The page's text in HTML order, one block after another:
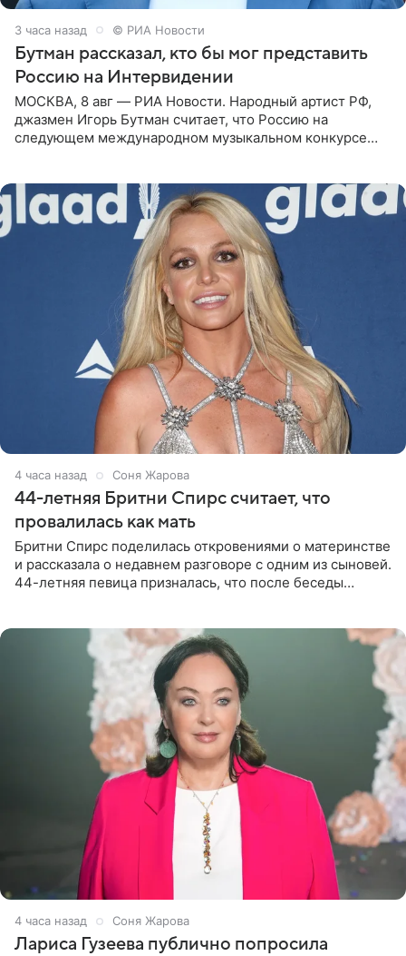
3 часа назад © РИА Новости
Бутман рассказал, кто бы мог представить
Россию на Интервидении
МОСКВА, 8 авг — РИА Новости. Народный артист РФ,
джазмен Игорь Бутман считает, что Россию на
следующем международном музыкальном конкурсе
4 часа назад Соня Жарова
44-летняя Бритни Спирс считает, что
провалилась как мать
Бритни Спирс поделилась откровениями о материнстве
и рассказала о недавнем разговоре с одним из сыновей.
44-летняя певица призналась, что после беседы
4 часа назад Соня Жарова
Лариса Гузеева публично попросила